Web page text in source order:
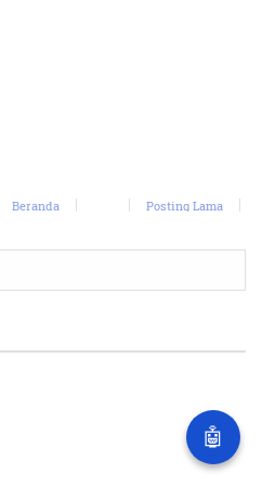
🤖
Posting Lama
Beranda